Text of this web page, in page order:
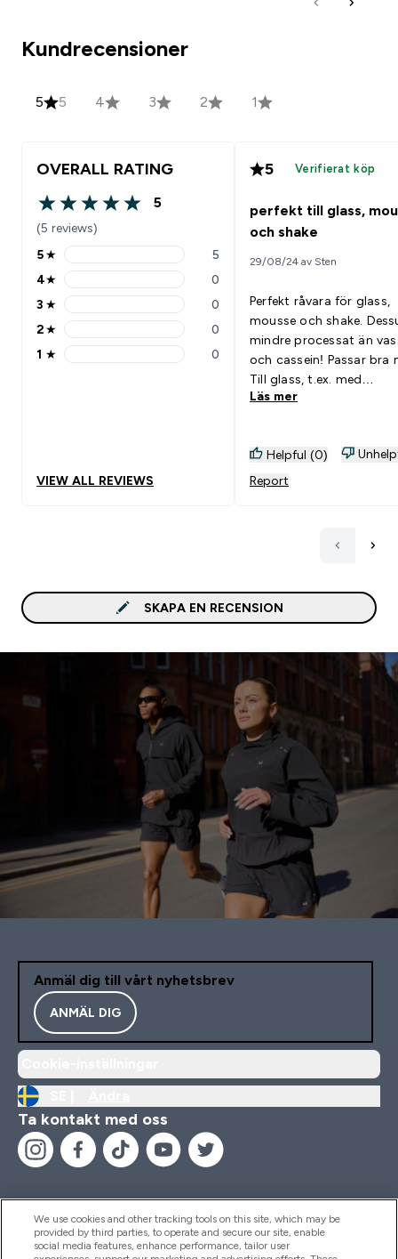
Kundrecensioner
5 5 4 3 2 1
OVERALL RATING
5 out of 5 stars
5
(5 reviews)
5 stars rating 5 reviews
5★ 5
4 stars rating 0 reviews
4★ 0
3 stars rating 0 reviews
3 ★ 0
2 stars rating 0 reviews
2★ 0
1 stars rating 0 reviews
1 ★ 0
VIEW ALL REVIEWS
5 Verifierat köp
perfekt till glass,
och shake
29/08/24 av Sten
Perfekt råvara för glass,
mousse och shake.
mindre processat än
och cassein! Passar bra med:
Till glass, t.ex. med
jordgubbar och
Läs mer
Helpful (0)
Report
SKAPA EN RECENSION
Anmäl dig till vårt nyhetsbrev
ANMÄL DIG
Ta kontakt med oss
Hjälp & Information
We use cookies and other tracking tools on this site, which may be
provided by third parties, to operate and secure our site, enable
social media features, enhance performance, tailor user